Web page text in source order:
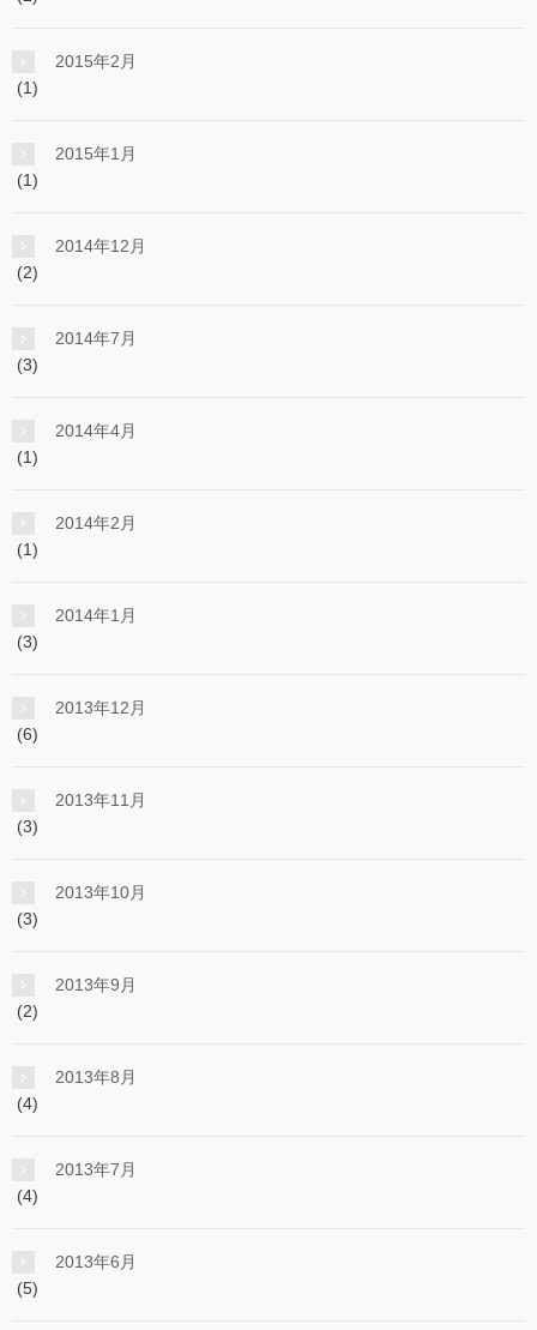
2015年2月
(1)
2015年1月
(1)
2014年12月
(2)
2014年7月
(3)
2014年4月
(1)
2014年2月
(1)
2014年1月
(3)
2013年12月
(6)
2013年11月
(3)
2013年10月
(3)
2013年9月
(2)
2013年8月
(4)
2013年7月
(4)
2013年6月
(5)